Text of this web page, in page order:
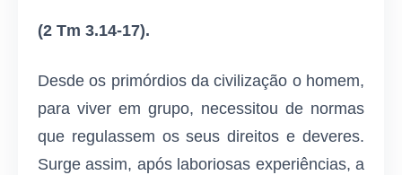
(2 Tm 3.14-17).
Desde os primórdios da civilização o homem,
para viver em grupo, necessitou de normas
que regulassem os seus direitos e deveres.
Surge assim, após laboriosas experiências, a